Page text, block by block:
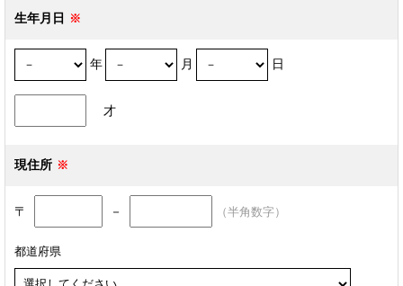
生年月日
年 月 日
才
現住所
〒 － （半角数字）
都道府県